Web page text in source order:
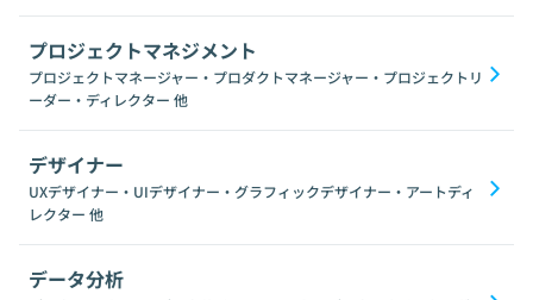
プロジェクトマネジメント
プロジェクトマネージャー・プロダクトマネージャー・プロジェクトリ
ーダー・ディレクター 他
デザイナー
UXデザイナー・UIデザイナー・グラフィックデザイナー・アートディ
レクター 他
データ分析